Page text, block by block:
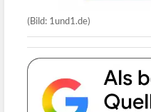
(Bild: 1und1.de)